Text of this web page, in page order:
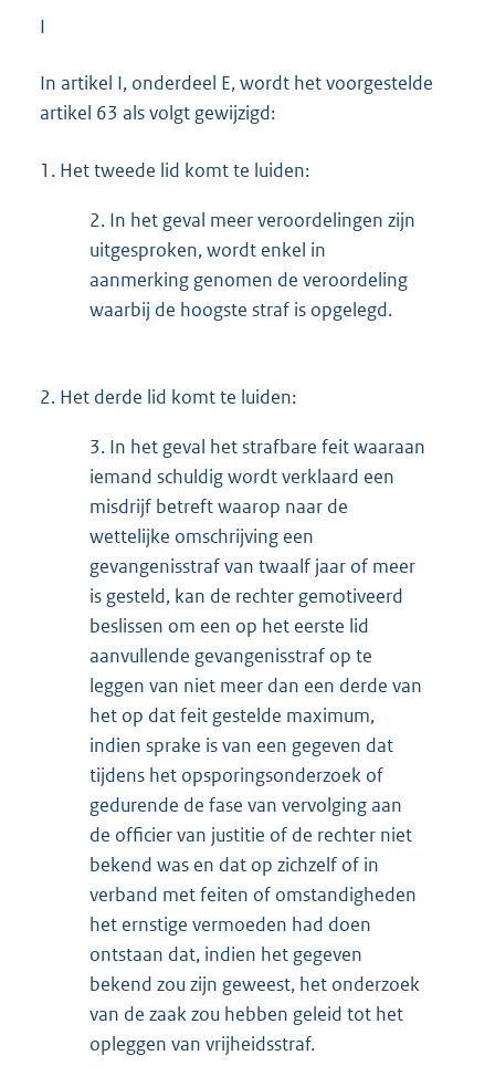
I
In artikel I, onderdeel E, wordt het voorgestelde
artikel 63 als volgt gewijzigd:
1. Het tweede lid komt te luiden:
2. In het geval meer veroordelingen zijn
uitgesproken, wordt enkel in
aanmerking genomen de veroordeling
waarbij de hoogste straf is opgelegd.
2. Het derde lid komt te luiden:
3. In het geval het strafbare feit waaraan
iemand schuldig wordt verklaard een
misdrijf betreft waarop naar de
wettelijke omschrijving een
gevangenisstraf van twaalf jaar of meer
is gesteld, kan de rechter gemotiveerd
beslissen om een op het eerste lid
aanvullende gevangenisstraf op te
leggen van niet meer dan een derde van
het op dat feit gestelde maximum,
indien sprake is van een gegeven dat
tijdens het opsporingsonderzoek of
gedurende de fase van vervolging aan
de officier van justitie of de rechter niet
bekend was en dat op zichzelf of in
verband met feiten of omstandigheden
het ernstige vermoeden had doen
ontstaan dat, indien het gegeven
bekend zou zijn geweest, het onderzoek
van de zaak zou hebben geleid tot het
opleggen van vrijheidsstraf.